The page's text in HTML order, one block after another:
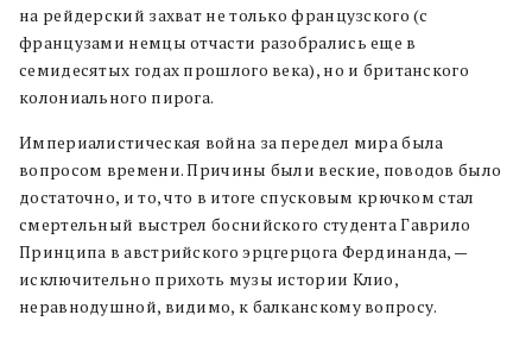
на рейдерский захват не только французского (с
французами немцы отчасти разобрались еще в
семидесятых годах прошлого века), но и британского
колониального пирога.
Империалистическая война за передел мира была
вопросом времени. Причины были веские, поводов было
достаточно, и то, что в итоге спусковым крючком стал
смертельный выстрел боснийского студента Гаврило
Принципа в австрийского эрцгерцога Фердинанда, —
исключительно прихоть музы истории Клио,
неравнодушной, видимо, к балканскому вопросу.